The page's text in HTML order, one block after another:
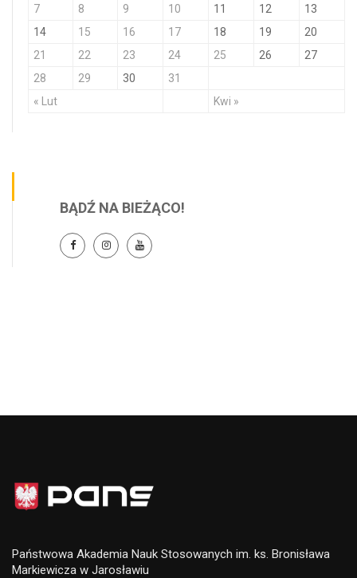
« Lut Kwi »
7 8 9 10 11 12
13
14
15 16 17 18 19
20
21
22 23 24 25 26
27
28
29 30 31
BĄDŹ NA BIEŻĄCO!
Państwowa Akademia Nauk Stosowanych im. ks. Bronisława
Markiewicza w Jarosławiu